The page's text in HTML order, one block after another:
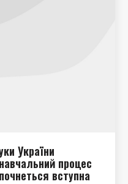
України
процес
вступна